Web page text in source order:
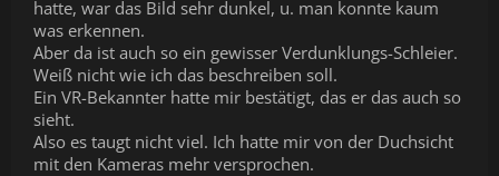
hatte, war das Bild sehr dunkel, u. man konnte kaum
was erkennen.
Aber da ist auch so ein gewisser Verdunklungs-Schleier.
Weiß nicht wie ich das beschreiben soll.
Ein VR-Bekannter hatte mir bestätigt, das er das auch so
sieht.
Also es taugt nicht viel. Ich hatte mir von der Duchsicht
mit den Kameras mehr versprochen.